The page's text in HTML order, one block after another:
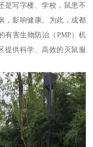
是写字楼、学校，鼠患不
，影响健康。为此，成都
有害生物防治（PMP）机
提供科学、高效的灭鼠服